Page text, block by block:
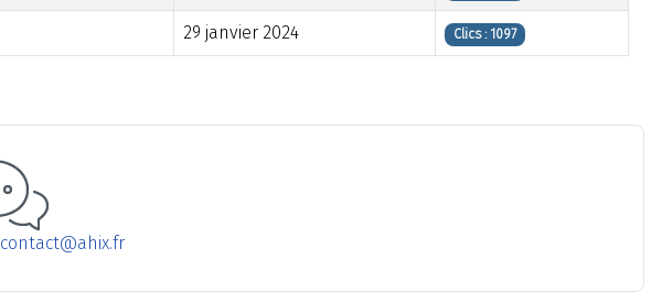
29 janvier 2024 Clics : 1097
contact@ahix.fr